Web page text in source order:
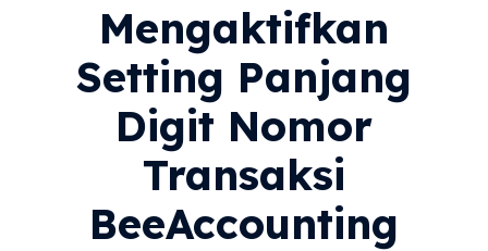
Mengaktifkan
Setting Panjang
Digit Nomor
Transaksi
BeeAccounting